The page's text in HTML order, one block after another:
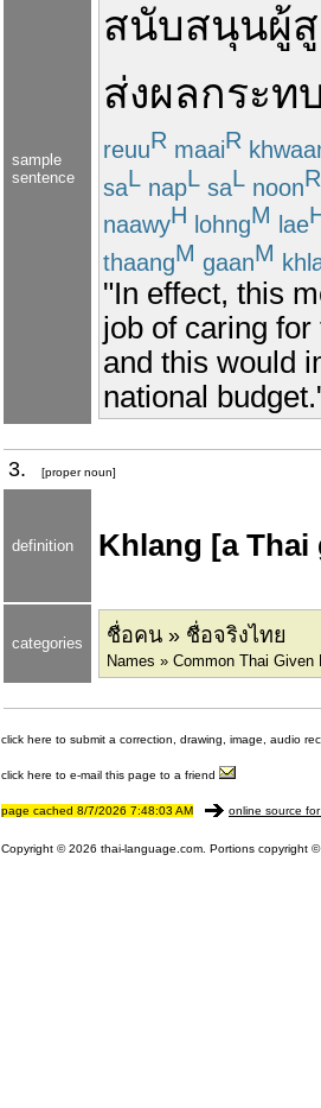
sample
sentence
สนับสนุนผู้
ส่งผลกระท
reuuR maaiR
saL napL saL noonR
naawyH lohngM lae
thaangM gaanM
"In effect, this
job of caring
and this would
national
3. [proper noun]
definition Khlang [a Thai
categories ชื่อคน » ชื่อจริงไทย
Names » Common Thai Given
click here to submit a correction, drawing, image, audio
click here to e-mail this page to a friend
page cached 8/7/2026 7:48:03 AM online source
Copyright © 2026 thai-language.com. Portions copyright